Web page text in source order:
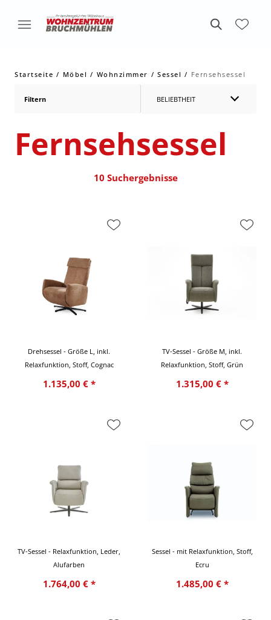
Startseite Möbel Wohnzimmer Sessel Fernsehsessel
Filtern BELIEBTHEIT
Fernsehsessel
10 Suchergebnisse
Drehsessel - Größe L, inkl.
Relaxfunktion, Stoff, Cognac
1.135,00 € *
TV-Sessel - Größe M, inkl.
Relaxfunktion, Stoff, Grün
1.315,00 € *
TV-Sessel - Relaxfunktion, Leder,
Alufarben
1.764,00 € *
Sessel - mit Relaxfunktion, Stoff,
Ecru
1.485,00 € *